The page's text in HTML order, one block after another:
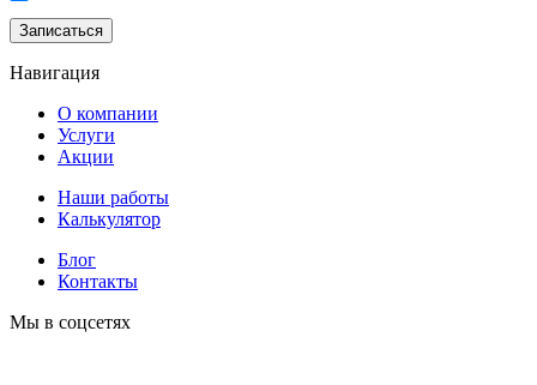
Записаться
Навигация
О компании
Услуги
Акции
Наши работы
Калькулятор
Блог
Контакты
Мы в соцсетях